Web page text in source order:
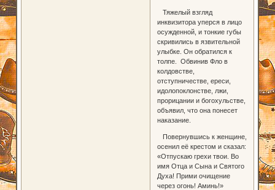
Тяжелый взгляд
инквизитора уперся в лицо
осужденной, и тонкие губы
скривились в язвительной
улыбке. Он обратился к
толпе. Обвинив Фло в
колдовстве,
отступничестве, ереси,
идолопоклонстве, лжи,
прорицании и богохульстве,
объявил, что она понесет
наказание.
Повернувшись к женщине,
осенил её крестом и сказал:
«Отпускаю грехи твои. Во
имя Отца и Сына и Святого
Духа! Прими очищение
через огонь! Аминь!»